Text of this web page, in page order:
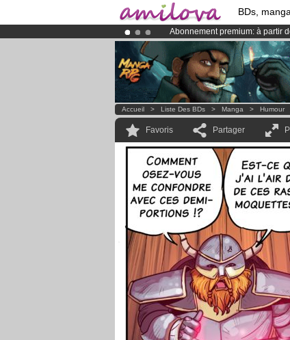
BDs,
Abonnement premium: à partir
Déjà 100000membreset 1000
LeKickstarter Amilova est
Accueil > Liste Des BDs > Manga > Humour
Favoris Partager